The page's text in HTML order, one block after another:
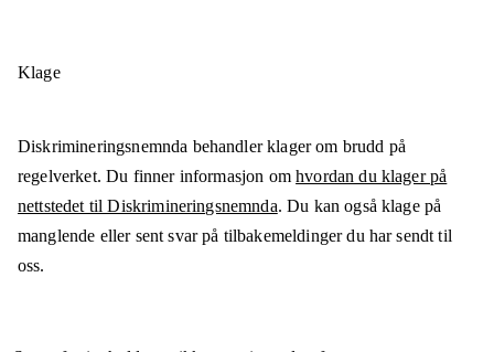
Klage
Diskrimineringsnemnda behandler klager om brudd på
regelverket. Du finner informasjon omhvordan du klager på
nettstedet til Diskrimineringsnemnda. Du kan også klage på
manglende eller sent svar på tilbakemeldinger du har sendt til
oss.